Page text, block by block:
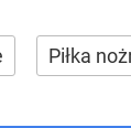
Piłka